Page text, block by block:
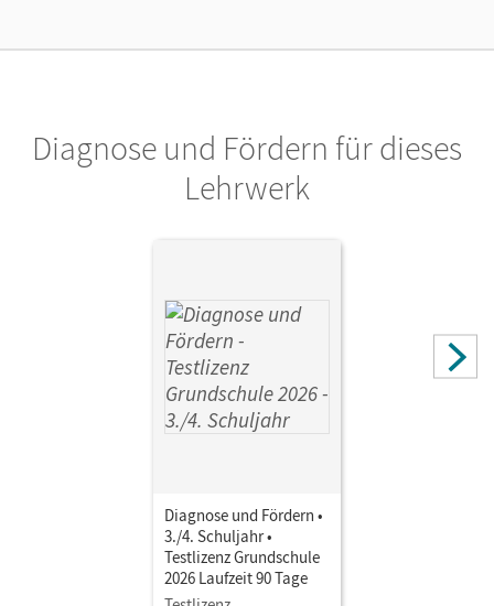
Diagnose und Fördern für dieses
Lehrwerk
Diagnose und Fördern •
3./4. Schuljahr •
Testlizenz Grundschule
2026 Laufzeit 90 Tage